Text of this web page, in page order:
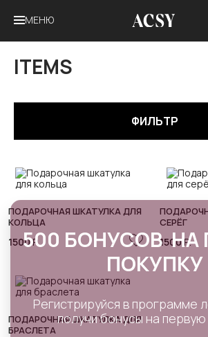
МЕНЮ
ITEMS
ФИЛЬТР
ПОДАРОЧНАЯ ШКАТУЛКА ДЛЯ
КОЛЬЦА
1500Р.
СЕРЁГ
1500Р.
ПОДАРОЧНАЯ ШКАТУЛКА ДЛЯ
БРАСЛЕТА
500 БОНУСОВ НА
ПОКУПКУ
Регистрируйся в программе
получи бонусы на первую